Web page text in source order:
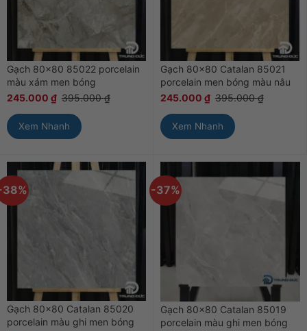
Gạch 80×80 85022 porcelain
màu xám men bóng
245.000 ₫ 395.000₫
Xem Nhanh
Gạch 80×80 Catalan 85021
porcelain men bóng màu nâu
245.000 ₫ 395.000₫
Xem Nhanh
Gạch 80×80 Catalan 85020
porcelain màu ghi men bóng
-37%
Gạch 80×80 Catalan 85019
porcelain màu ghi men bóng